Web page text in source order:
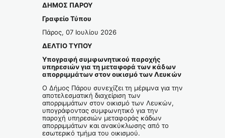
ΔΗΜΟΣ ΠΑΡΟΥ
Γραφείο Τύπου
Πάρος, 07 Ιουλίου 2026
ΔΕΛΤΙΟ ΤΥΠΟΥ
Υπογραφή συμφωνητικού παροχής
υπηρεσιών για τη μεταφορά των κάδων
απορριμμάτων στον οικισμό των Λευκών
Ο Δήμος Πάρου συνεχίζει τη μέριμνα για την
αποτελεσματική διαχείριση των
απορριμμάτων στον οικισμό των Λευκών,
υπογράφοντας συμφωνητικό για την
παροχή υπηρεσιών μεταφοράς κάδων
απορριμμάτων και ανακύκλωσης από το
εσωτερικό τμήμα του οικισμού.